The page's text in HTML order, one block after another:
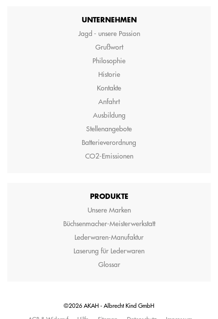
UNTERNEHMEN
Jagd - unsere Passion
Grußwort
Philosophie
Historie
Kontakte
Anfahrt
Ausbildung
Stellenangebote
Batterieverordnung
CO2-Emissionen
PRODUKTE
Unsere Marken
Büchsenmacher-Meisterwerkstatt
Lederwaren-Manufaktur
Laserung für Lederwaren
Glossar
©2026 AKAH - Albrecht Kind GmbH